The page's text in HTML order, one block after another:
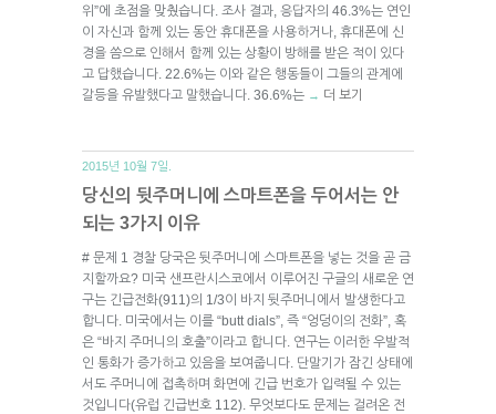
위”에 초점을 맞췄습니다. 조사 결과, 응답자의 46.3%는 연인
이 자신과 함께 있는 동안 휴대폰을 사용하거나, 휴대폰에 신
경을 씀으로 인해서 함께 있는 상황이 방해를 받은 적이 있다
고 답했습니다. 22.6%는 이와 같은 행동들이 그들의 관계에
갈등을 유발했다고 말했습니다. 36.6%는 → 더 보기
2015년 10월 7일.
당신의 뒷주머니에 스마트폰을 두어서는 안
되는 3가지 이유
# 문제 1 경찰 당국은 뒷주머니에 스마트폰을 넣는 것을 곧 금
지할까요? 미국 샌프란시스코에서 이루어진 구글의 새로운 연
구는 긴급전화(911)의 1/3이 바지 뒷주머니에서 발생한다고
합니다. 미국에서는 이를 “butt dials”, 즉 “엉덩이의 전화”, 혹
은 “바지 주머니의 호출”이라고 합니다. 연구는 이러한 우발적
인 통화가 증가하고 있음을 보여줍니다. 단말기가 잠긴 상태에
서도 주머니에 접촉하며 화면에 긴급 번호가 입력될 수 있는
것입니다(유럽 긴급번호 112). 무엇보다도 문제는 걸려온 전